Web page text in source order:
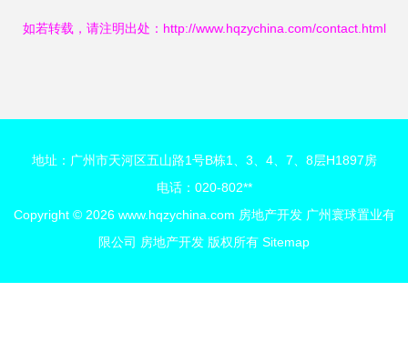
如若转载，请注明出处：http://www.hqzychina.com/contact.html
地址：广州市天河区五山路1号B栋1、3、4、7、8层H1897房
电话：020-802**
Copyright © 2026 www.hqzychina.com 房地产开发 广州寰球置业有
限公司 房地产开发 版权所有 Sitemap